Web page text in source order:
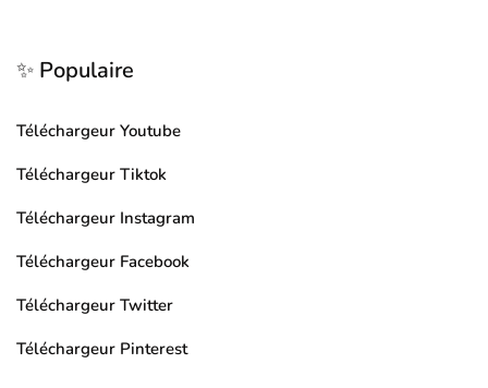
✨ Populaire
Téléchargeur Youtube
Téléchargeur Tiktok
Téléchargeur Instagram
Téléchargeur Facebook
Téléchargeur Twitter
Téléchargeur Pinterest